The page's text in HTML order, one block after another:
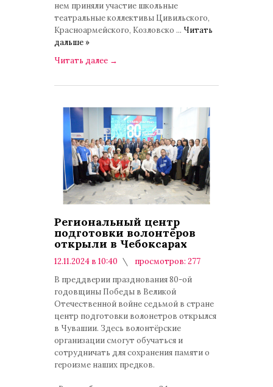
нем приняли участие школьные
театральные коллективы Цивильского,
Красноармейского, Козловско ... Читать
дальше »
Читать далее →
Региональный центр
подготовки волонтёров
открыли в Чебоксарах
12.11.2024 в 10:40
просмотров: 277
В преддверии празднования 80-ой
годовщины Победы в Великой
Отечественной войне седьмой в стране
центр подготовки волонетров открылся
в Чувашии. Здесь волонтёрские
организации смогут обучаться и
сотрудничать для сохранения памяти о
героизме наших предков.